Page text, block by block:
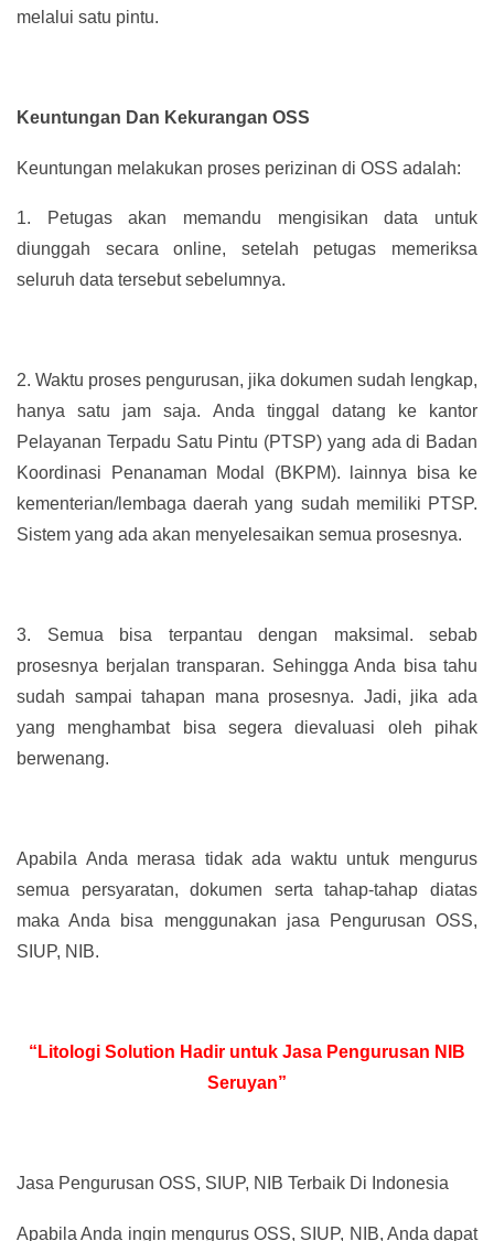
melalui satu pintu.
Keuntungan Dan Kekurangan OSS
Keuntungan melakukan proses perizinan di OSS adalah:
1.
Petugas akan memandu mengisikan data untuk
diunggah secara online, setelah petugas memeriksa
seluruh data tersebut sebelumnya.
2. Waktu proses pengurusan, jika dokumen sudah lengkap,
hanya satu jam saja. Anda tinggal datang ke kantor
Pelayanan Terpadu Satu Pintu (PTSP) yang ada di Badan
Koordinasi Penanaman Modal (BKPM). lainnya bisa ke
kementerian/lembaga daerah yang sudah memiliki PTSP.
Sistem yang ada akan menyelesaikan semua prosesnya.
3.
Semua bisa terpantau dengan maksimal. sebab
prosesnya berjalan transparan. Sehingga Anda bisa tahu
sudah sampai tahapan mana prosesnya. Jadi, jika ada
yang menghambat bisa segera dievaluasi oleh pihak
berwenang.
Apabila Anda merasa tidak ada waktu untuk mengurus
semua persyaratan, dokumen serta tahap-tahap diatas
maka Anda bisa menggunakan jasa Pengurusan OSS,
SIUP, NIB.
“Litologi Solution Hadir untuk Jasa Pengurusan NIB
Seruyan”
Jasa Pengurusan OSS, SIUP, NIB Terbaik Di Indonesia
Apabila Anda ingin mengurus OSS, SIUP, NIB, Anda dapat